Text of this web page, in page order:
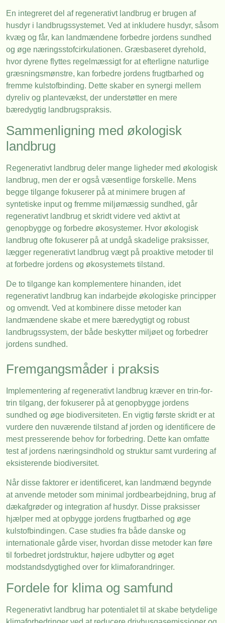
En integreret del af regenerativt landbrug er brugen af
husdyr i landbrugssystemet. Ved at inkludere husdyr, såsom
kvæg og får, kan landmændene forbedre jordens sundhed
og øge næringsstofcirkulationen. Græsbaseret dyrehold,
hvor dyrene flyttes regelmæssigt for at efterligne naturlige
græsningsmønstre, kan forbedre jordens frugtbarhed og
fremme kulstofbinding. Dette skaber en synergi mellem
dyreliv og plantevækst, der understøtter en mere
bæredygtig landbrugspraksis.
Sammenligning med økologisk
landbrug
Regenerativt landbrug deler mange ligheder med økologisk
landbrug, men der er også væsentlige forskelle. Mens
begge tilgange fokuserer på at minimere brugen af
syntetiske input og fremme miljømæssig sundhed, går
regenerativt landbrug et skridt videre ved aktivt at
genopbygge og forbedre økosystemer. Hvor økologisk
landbrug ofte fokuserer på at undgå skadelige praksisser,
lægger regenerativt landbrug vægt på proaktive metoder til
at forbedre jordens og økosystemets tilstand.
De to tilgange kan komplementere hinanden, idet
regenerativt landbrug kan indarbejde økologiske principper
og omvendt. Ved at kombinere disse metoder kan
landmændene skabe et mere bæredygtigt og robust
landbrugssystem, der både beskytter miljøet og forbedrer
jordens sundhed.
Fremgangsmåder i praksis
Implementering af regenerativt landbrug kræver en trin-for-
trin tilgang, der fokuserer på at genopbygge jordens
sundhed og øge biodiversiteten. En vigtig første skridt er at
vurdere den nuværende tilstand af jorden og identificere de
mest presserende behov for forbedring. Dette kan omfatte
test af jordens næringsindhold og struktur samt vurdering af
eksisterende biodiversitet.
Når disse faktorer er identificeret, kan landmænd begynde
at anvende metoder som minimal jordbearbejdning, brug af
dækafgrøder og integration af husdyr. Disse praksisser
hjælper med at opbygge jordens frugtbarhed og øge
kulstofbindingen. Case studies fra både danske og
internationale gårde viser, hvordan disse metoder kan føre
til forbedret jordstruktur, højere udbytter og øget
modstandsdygtighed over for klimaforandringer.
Fordele for klima og samfund
Regenerativt landbrug har potentialet til at skabe betydelige